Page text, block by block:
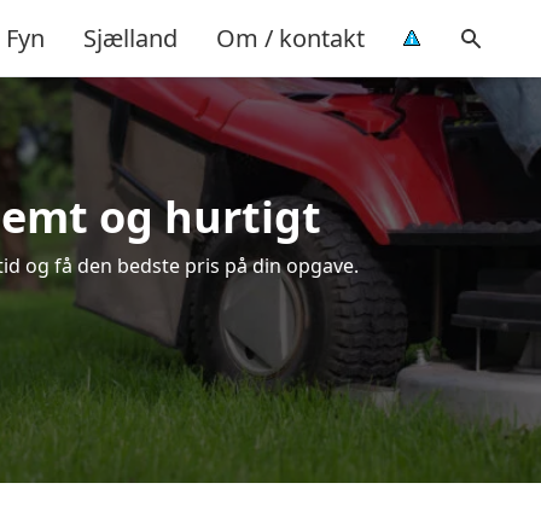
Fyn Sjælland Om / kontakt
og hurtigt
og få den bedste pris på din opgave.